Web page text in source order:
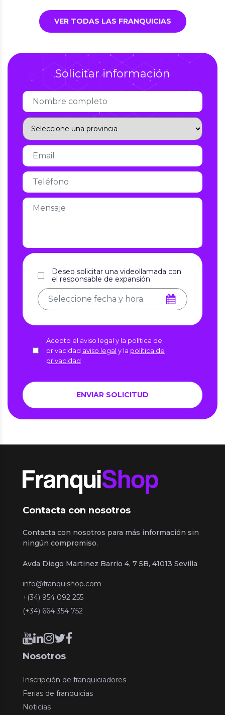
VER TODAS LAS FRANQUICIAS
Solicitar información
Deseo solicitar una videollamada con
el responsable de expansión
Acepto el aviso legal y la política de
privacidad aviso legal y la política de
privacidad
Contacta con nosotros
Contacta con nosotros para más información sin
ningún compromiso.
Avda Diego Martinez Barrio 4, 7 5B, 41013 Sevilla
info@franquishop.com
+(34) 954 092 255
(+34) 664 354 752
Nosotros
Inscripción de franquiciadores
Ferias de franquicias
Noticias